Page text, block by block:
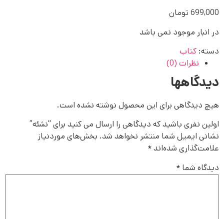
699,000 تومان
در انبار موجود نمی باشد
دسته: کتاب
نظرات (0)
دیدگاهها
هیچ دیدگاهی برای این محصول نوشته نشده است.
اولین نفری باشید که دیدگاهی را ارسال می کنید برای “نشئه”
نشانی ایمیل شما منتشر نخواهد شد. بخش‌های موردنیاز
علامت‌گذاری شده‌اند*
دیدگاه شما *